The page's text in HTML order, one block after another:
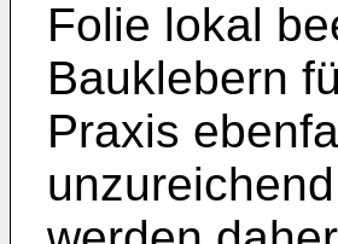
Folie lokal
Bauklebern
Praxis